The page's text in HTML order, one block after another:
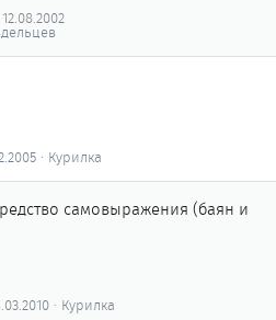
12.08.2002
Курилка
самовыражения (баян и
Курилка